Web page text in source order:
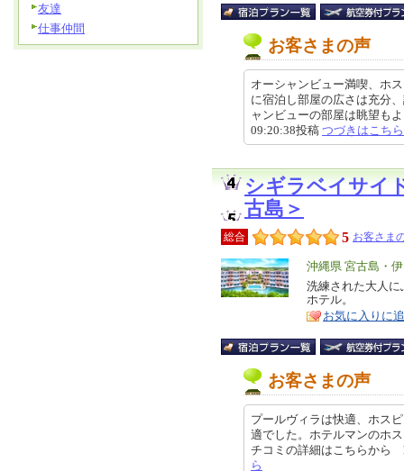
お客さまの声
オーシャンビュー満喫、ホ
に宿泊し部屋の広さは充分
ャンビューの部屋は眺望も
09:20:38投稿 つづきはこちら
シギラベイサ
古島＞
総合 5 お客さま
エ
リ
ア
沖縄県 宮古島・
特
徴
洗練された大人
ホテル。
お気に入りに
お客さまの声
プールヴィラは快適、ホス
適でした。ホテルマンのホ
チコミの詳細はこちらか
ら
友達
仕事仲間